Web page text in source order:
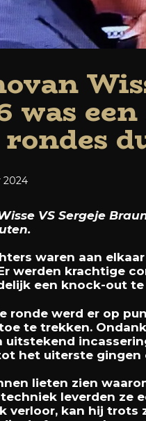
was
rondes
2024
VS Sergeje
waren aan
werden krachtige
een knock-out
ronde werd er op
te trekken.
uitstekend
het uiterste gingen
lieten zien
leverden ze
verloor, kan hij trots